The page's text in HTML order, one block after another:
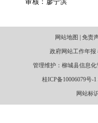
网站地图 | 免责
政府网站工作年报
管理维护：柳城县信息化
桂ICP备10006079号-
网站标